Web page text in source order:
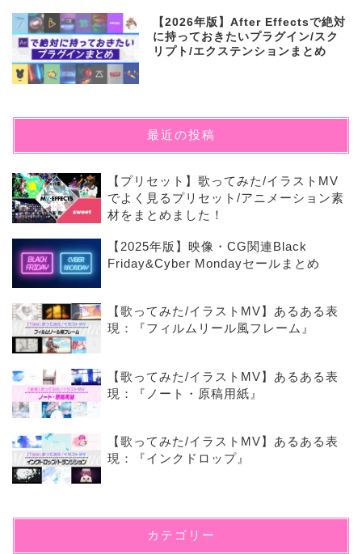
【2026年版】After Effectsで絶対
に持っておきたいプラグイン/スク
リプト/エクステンションまとめ
最近の投稿
【プリセット】歌ってみた/イラストMV
でよく見るプリセット/アニメーション素
材をまとめました！
【2025年版】映像・CG関連Black
Friday&Cyber Mondayセールまとめ
【歌ってみた/イラストMV】あるある表
現：『フィルムリール風フレーム』
【歌ってみた/イラストMV】あるある表
現：『ノート・原稿用紙』
【歌ってみた/イラストMV】あるある表
現：『インクドロップ』
カテゴリー